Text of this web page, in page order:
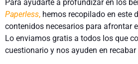
Para ayudarte a profundizar en los
Paperless, hemos recopilado en este
contenidos necesarios para afrontar
Lo enviamos gratis a todos los que
cuestionario y nos ayuden en